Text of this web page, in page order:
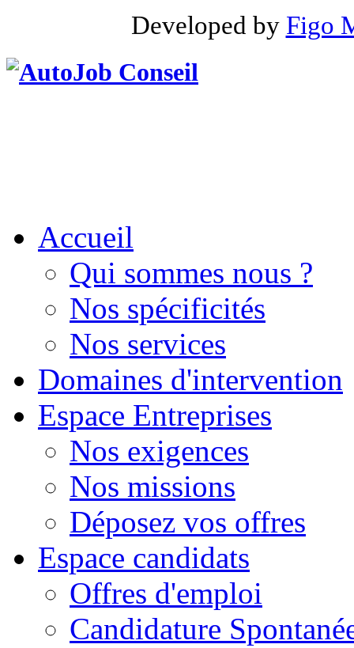
Developed by Figo
Accueil
Qui sommes nous ?
Nos spécificités
Nos services
Domaines d'intervention
Espace Entreprises
Nos exigences
Nos missions
Déposez vos offres
Espace candidats
Offres d'emploi
Candidature